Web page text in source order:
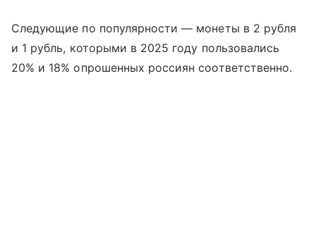
Следующие по популярности — монеты в 2 рубля
и 1 рубль, которыми в 2025 году пользовались
20% и 18% опрошенных россиян соответственно.